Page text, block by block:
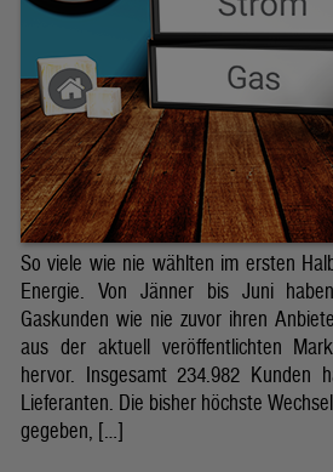
So viele wie nie wählten im ersten
Energie. Von Jänner bis Juni
Gaskunden wie nie zuvor ihren
aus der aktuell veröffentlichten
hervor. Insgesamt 234.982 Kunden
Lieferanten. Die bisher höchste
gegeben, […]